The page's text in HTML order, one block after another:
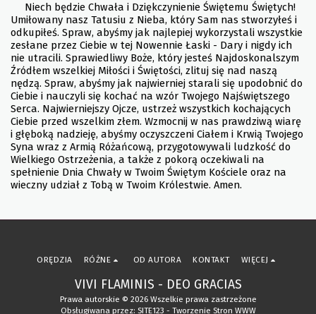
Niech będzie Chwała i Dziękczynienie Świętemu Świętych!
Umiłowany nasz Tatusiu z Nieba, który Sam nas stworzyłeś i
odkupiłeś. Spraw, abyśmy jak najlepiej wykorzystali wszystkie
zesłane przez Ciebie w tej Nowennie Łaski - Dary i nigdy ich
nie utracili. Sprawiedliwy Boże, który jesteś Najdoskonalszym
Źródłem wszelkiej Miłości i Świętości, zlituj się nad naszą
nędzą. Spraw, abyśmy jak najwierniej starali się upodobnić do
Ciebie i nauczyli się kochać na wzór Twojego Najświętszego
Serca. Najwierniejszy Ojcze, ustrzeż wszystkich kochających
Ciebie przed wszelkim złem. Wzmocnij w nas prawdziwą wiarę
i głęboką nadzieję, abyśmy oczyszczeni Ciałem i Krwią Twojego
Syna wraz z Armią Różańcową, przygotowywali ludzkość do
Wielkiego Ostrzeżenia, a także z pokorą oczekiwali na
spełnienie Dnia Chwały w Twoim Świętym Kościele oraz na
wieczny udział z Tobą w Twoim Królestwie. Amen.
VIVI FLAMINIS - DEO GRACIAS
Prawa autorskie © 2026 Wszelkie prawa zastrzeżone
Obsługiwana przez: SITE123 - Tworzenie Stron WWW
ORĘDZIA RÓŻNE OD AUTORA KONTAKT WIĘCEJ